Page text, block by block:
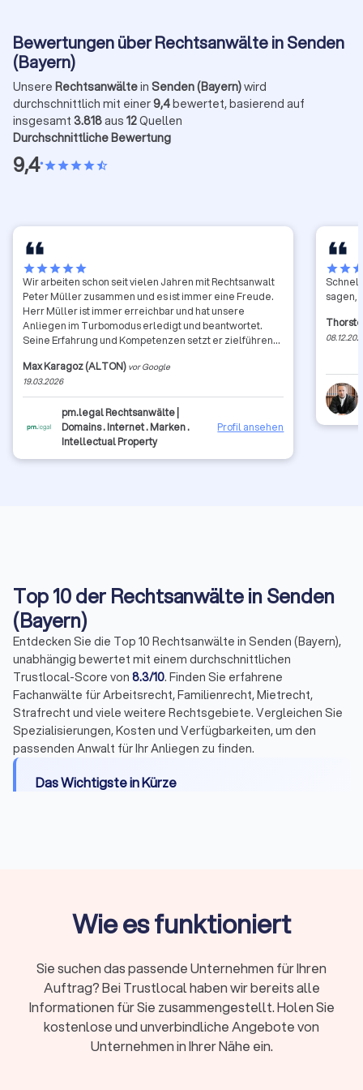
Bewertungen über Rechtsanwälte in Senden
(Bayern)
Unsere Rechtsanwältein Senden (Bayern)wird
durchschnittlich mit einer9,4bewertet, basierend auf
insgesamt 3.818aus 12Quellen
Durchschnittliche Bewertung
9,4•starstarstarstarstar_half
starstarstarstarstar
Wir arbeiten schon seit vielen Jahren mit Rechtsanwalt
Peter Müller zusammen und es ist immer eine Freude.
Herr Müller ist immer erreichbar und hat unsere
Anliegen im Turbomodus erledigt und beantwortet.
Seine Erfahrung und Kompetenzen setzt er zielführend
Blick. Seine Ergebnisse sprechen für ihn. Wir sind
vollstens zufrieden mit Herrn Müller und können ihn nur
wärmstes empfehlen. Wir freuen uns auf eine weitee
langjährige Zusammenarbeit. Danke!
Max Karagoz (ALTON) vor Google
19.03.2026
pm.legal Rechtsanwälte |
Domains . Internet . Marken .
Intellectual Property
Profil ansehen
starstar
sagen,
Top 10 der Rechtsanwälte in Senden
(Bayern)
Entdecken Sie die Top 10 Rechtsanwälte in Senden (Bayern),
unabhängig bewertet mit einem durchschnittlichen
Trustlocal-Score von 8.3/10. Finden Sie erfahrene
Fachanwälte für Arbeitsrecht, Familienrecht, Mietrecht,
Strafrecht und viele weitere Rechtsgebiete. Vergleichen Sie
Spezialisierungen, Kosten und Verfügbarkeiten, um den
passenden Anwalt für Ihr Anliegen zu finden.
Das Wichtigste in Kürze
kostenlos
nachgewiesene Expertise durch Fortbildungen
Kosten:RVG-Gebühren, Stundensätze (180-350
Euro) oder Pauschalpreise je nach Fall
Rechtsschutz:Prüfen Sie Versicherungsschutz
oder Prozesskostenhilfe bei geringem
Wie es funktioniert
Sie suchen das passende Unternehmen für Ihren
Auftrag? Bei Trustlocal haben wir bereits alle
Informationen für Sie zusammengestellt. Holen Sie
kostenlose und unverbindliche Angebote von
Unternehmen in Ihrer Nähe ein.